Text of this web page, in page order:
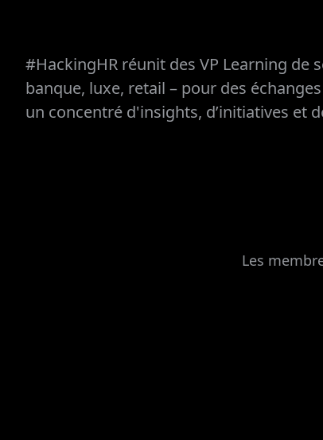
#HackingHR réunit des VP Learning de
banque, luxe, retail – pour des
un concentré d'insights, d’initiatives et
Les